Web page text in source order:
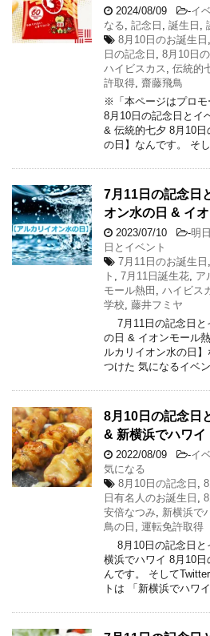
2024/08/09 -イ
なる 記念日 誕生日
8月10日のお誕生日
日の記念日
8月10日
ハイビスカス
伝統的
許取得 齋藤飛鳥
※「本ページはプロモ
8月10日の記念日とイ
& 伝統的七夕 8月10
の日】なんです。 そ
7月11日の記念日
オン水の日 & イ
2023/07/10 -明
日とイベント
7月11日のお誕生日
ト
7月11日誕生花 ア
モール熱田
ハイビス
学校 藤井フミヤ
7月11日の記念日と
の日 & イオンモール
ルカリイオン水の日
つけた 気になるイベ
8月10日の記念日
& 新横浜でハワイ
2022/08/09 -イ
気になる
8月10日の記念日
日有名人のお誕生日
安倍なつみ 新横浜で
鳥の日
運転免許取得
8月10日の記念日と
横浜でハワイ 8月10
んです。 そして
トは 「新横浜でハワ